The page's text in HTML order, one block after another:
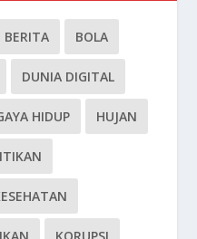
BERITA BOLA
DUNIA DIGITAL
HIDUP HUJAN